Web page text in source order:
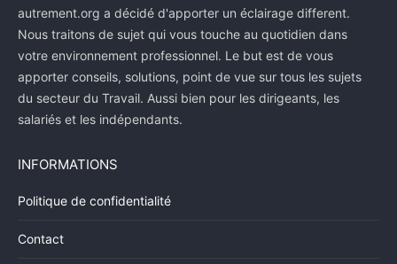
autrement.org a décidé d'apporter un éclairage different.
Nous traitons de sujet qui vous touche au quotidien dans
votre environnement professionnel. Le but est de vous
apporter conseils, solutions, point de vue sur tous les sujets
du secteur du Travail. Aussi bien pour les dirigeants, les
salariés et les indépendants.
INFORMATIONS
Politique de confidentialité
Contact